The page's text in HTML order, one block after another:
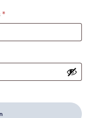
*Obligatoriskt